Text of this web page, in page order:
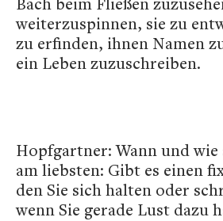
weiterzuspinnen, sie zu
zu erfinden, ihnen Namen
ein Leben zuzuschreiben.
Hopfgartner: Wann und wie
am liebsten: Gibt es einen
den Sie sich halten oder
wenn Sie gerade Lust dazu